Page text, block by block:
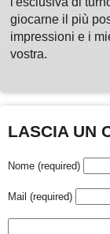
giocarne il più
impressioni e i
vostra.
LASCIA UN
Nome (required)
Mail (required)